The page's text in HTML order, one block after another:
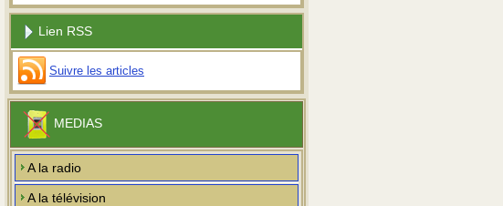
Lien RSS
Suivre les articles
MEDIAS
A la radio
A la télévision